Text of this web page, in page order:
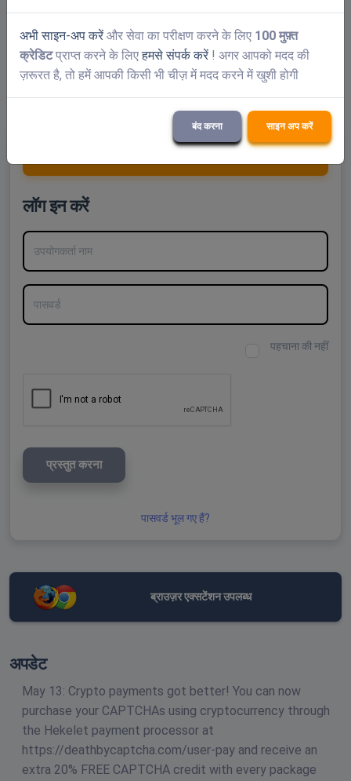
2 सेकंड - Normal CAPTCHAs(1 मिनट। पहले)
19 सेकंड - reCAPTCHA V2, V3
11 सेकंड - अन्य(1 मिनट। पहले)
लॉग इन करें
उपयोगकर्ता नाम
पासवर्ड
पहचाना की नहीं
प्रस्तुत करना
पासवर्ड भूल गए हैं?
ब्राउज़र एक्सटेंशन उपलब्ध
अपडेट
May 13: Crypto payments got better! You can now
purchase your CAPTCHAs using cryptocurrency through
the Hekelet payment processor at
https://deathbycaptcha.com/user-pay and receive an
extra 20% FREE CAPTCHA credit with every package
अभी साइन-अप करें और सेवा का परीक्षण करने के लिए 100 मुफ़्त
क्रेडिटप्राप्त करने के लिएहमसे संपर्क करें ! अगर आपको मदद की
ज़रूरत है, तो हमें आपकी किसी भी चीज़ में मदद करने में खुशी होगी
बंद करना साइन अप करें